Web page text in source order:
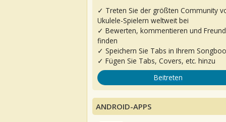
✓ Treten Sie der größten Community
Ukulele-Spielern weltweit bei
✓ Bewerten, kommentieren und
finden
✓ Speichern Sie Tabs in Ihrem
✓ Fügen Sie Tabs, Covers, etc. hinzu
Beitreten
ANDROID-APPS